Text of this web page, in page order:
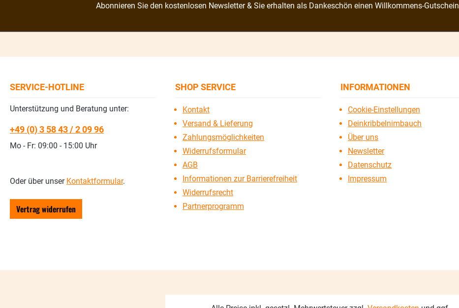
Abonnieren Sie den kostenlosen Newsletter & Sie erhalten als Dankeschön einen Willkommens-
SERVICE-HOTLINE
Unterstützung und Beratung unter:
+49 (0) 3 58 43 / 2 09 96
Mo - Fr: 09:00 - 15:00 Uhr
Oder über unser Kontaktformular.
Vertrag widerrufen
SHOP SERVICE
Kontakt
Versand & Lieferung
Zahlungsmöglichkeiten
Widerrufsformular
AGB
Informationen zur Barrierefreiheit
Widerrufsrecht
Partnerprogramm
INFORMATIONEN
Cookie-Einstellungen
Deinkribbelnimbauch
Über uns
Newsletter
Datenschutz
Impressum